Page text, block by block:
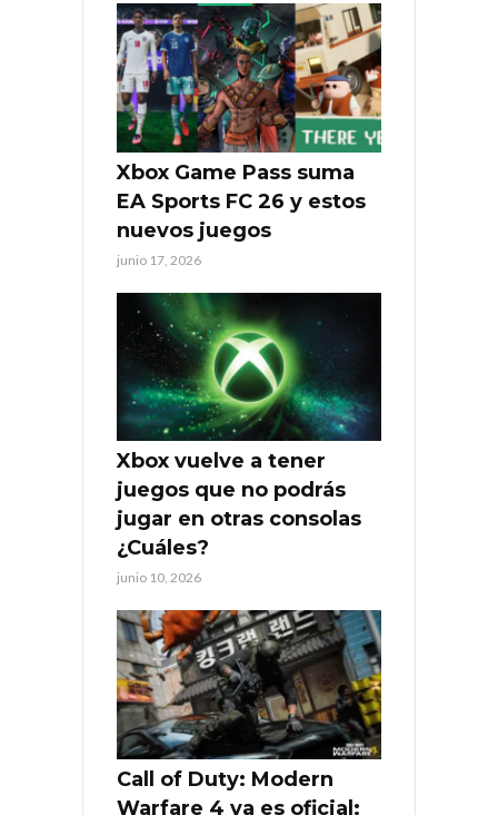
Xbox Game Pass suma
EA Sports FC 26 y estos
nuevos juegos
junio 17, 2026
Xbox vuelve a tener
juegos que no podrás
jugar en otras consolas
¿Cuáles?
junio 10, 2026
Call of Duty: Modern
Warfare 4 ya es oficial: